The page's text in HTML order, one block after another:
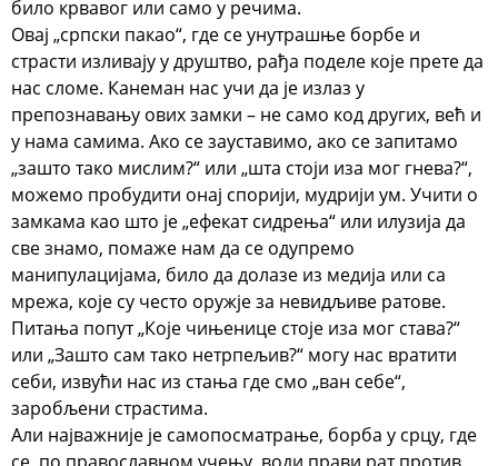
било крвавог или само у речима.
Овај „српски пакао“, где се унутрашње борбе и
страсти изливају у друштво, рађа поделе које прете да
нас сломе. Канеман нас учи да је излаз у
препознавању ових замки – не само код других, већ и
у нама самима. Ако се зауставимо, ако се запитамо
„зашто тако мислим?“ или „шта стоји иза мог гнева?“,
можемо пробудити онај спорији, мудрији ум. Учити о
замкама као што је „ефекат сидрења“ или илузија да
све знамо, помаже нам да се одупремо
манипулацијама, било да долазе из медија или са
мрежа, које су често оружје за невидљиве ратове.
Питања попут „Које чињенице стоје иза мог става?“
или „Зашто сам тако нетрпељив?“ могу нас вратити
себи, извући нас из стања где смо „ван себе“,
заробљени страстима.
Али најважније је самопосматрање, борба у срцу, где